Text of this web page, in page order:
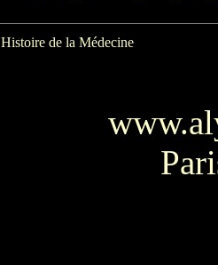
Histoire de la Médecine